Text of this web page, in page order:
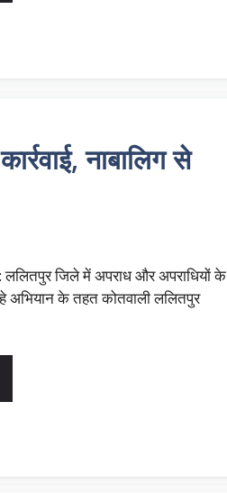
नाबालिग से
जिले में अपराध और अपराधियों के
अभियान के तहत कोतवाली ललितपुर